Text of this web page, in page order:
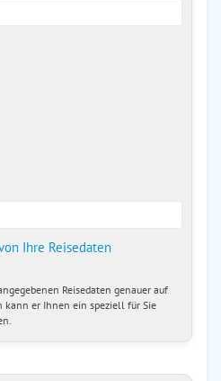
Ihre Reisedaten
Reisedaten genauer auf
kann er Ihnen ein speziell für Sie